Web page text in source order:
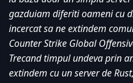
gazduiam diferiti oameni cu
incercat sa ne extindem
Counter Strike Global
Trecand timpul undeva prin
extindem cu un server de